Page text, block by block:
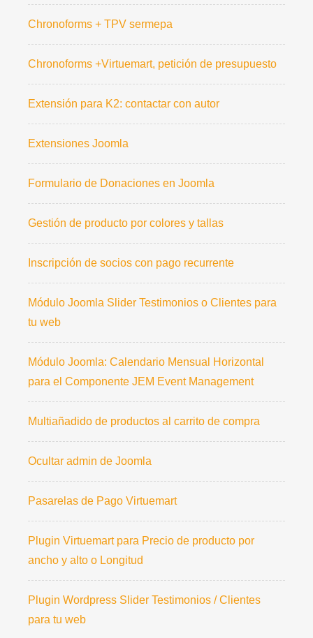
Chronoforms + TPV sermepa
Chronoforms +Virtuemart, petición de presupuesto
Extensión para K2: contactar con autor
Extensiones Joomla
Formulario de Donaciones en Joomla
Gestión de producto por colores y tallas
Inscripción de socios con pago recurrente
Módulo Joomla Slider Testimonios o Clientes para
tu web
Módulo Joomla: Calendario Mensual Horizontal
para el Componente JEM Event Management
Multiañadido de productos al carrito de compra
Ocultar admin de Joomla
Pasarelas de Pago Virtuemart
Plugin Virtuemart para Precio de producto por
ancho y alto o Longitud
Plugin Wordpress Slider Testimonios / Clientes
para tu web